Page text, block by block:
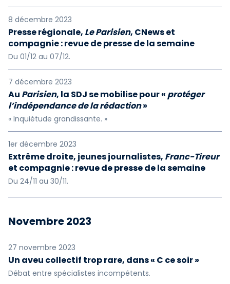
8 décembre 2023
Presse régionale, Le Parisien, CNews et
compagnie : revue de presse de la semaine
Du 01/12 au 07/12.
7 décembre 2023
Au Parisien, la SDJ se mobilise pour «protéger
l’indépendance de la rédaction»
« Inquiétude grandissante. »
1er décembre 2023
Extrême droite, jeunes journalistes, Franc-Tireur
et compagnie : revue de presse de la semaine
Du 24/11 au 30/11.
Novembre 2023
27 novembre 2023
Un aveu collectif trop rare, dans « C ce soir »
Débat entre spécialistes incompétents.